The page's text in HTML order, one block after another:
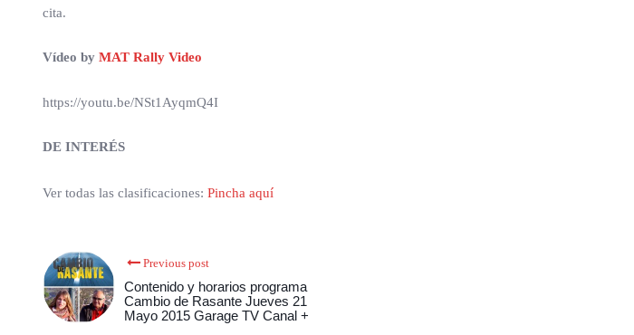
cita.
Vídeo by MAT Rally Video
https://youtu.be/NSt1AyqmQ4I
DE INTERÉS
Ver todas las clasificaciones: Pincha aquí
Previous post
Contenido y horarios programa
Cambio de Rasante Jueves 21
Mayo 2015 Garage TV Canal +